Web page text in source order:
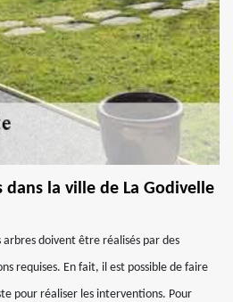
dans la ville de La Godivelle
doivent être réalisés par des
requises. En fait, il est possible de faire
pour réaliser les interventions. Pour